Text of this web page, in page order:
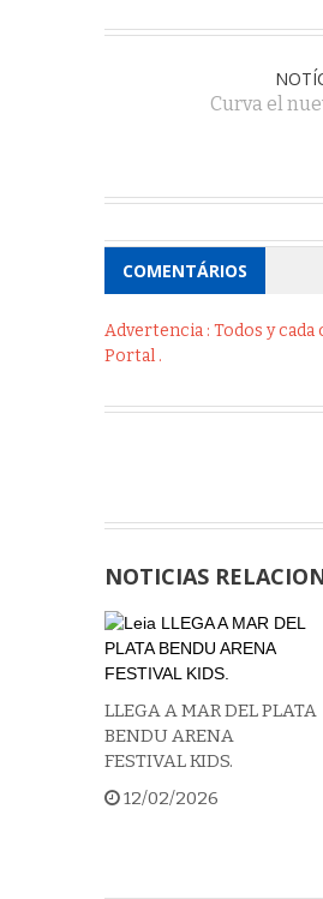
Curva el
COMENTÁRIOS
Advertencia : Todos y
Portal .
NOTICIAS
LLEGA A MAR DEL PLATA
BENDU ARENA
FESTIVAL KIDS.
12/02/2026